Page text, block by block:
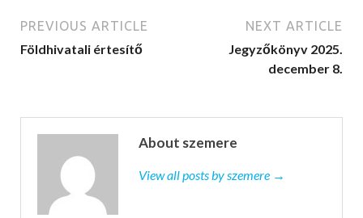
PREVIOUS ARTICLE
Földhivatali értesítő
NEXT ARTICLE
Jegyzőkönyv 2025.
december 8.
About szemere
View all posts by szemere →